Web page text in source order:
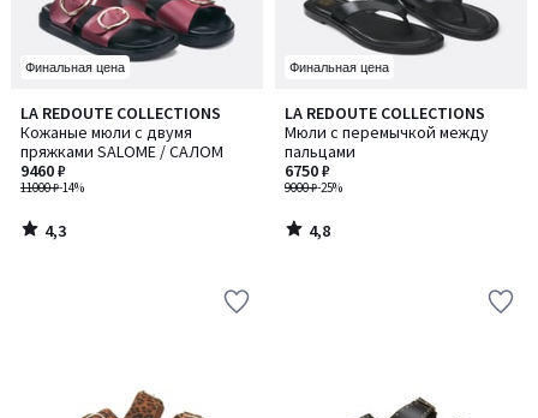
Финальная цена
LA REDOUTE COLLECTIONS
Кожаные мюли с двумя
пряжками SALOME / САЛОМ
11000 ₽-14%
9460 ₽
4,3
/ 5
4,3
/
Финальная цена
LA REDOUTE COLLECTIONS
Мюли с перемычкой между
пальцами
9000 ₽-25%
6750 ₽
4,8
/ 5
4,8
/